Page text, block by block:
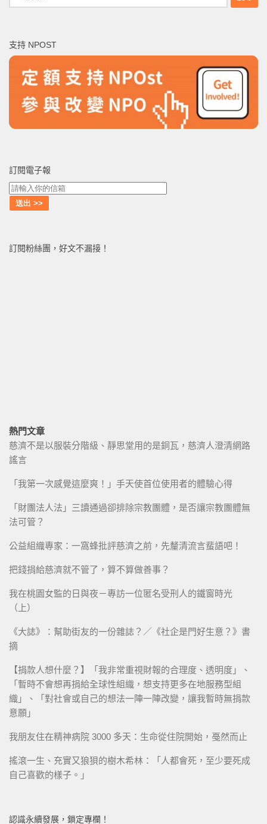
尋
字:
支持 NPOST
訂閱電子報
訂閱粉絲團，好文不漏接！
熱門文章
慈濟不是以服裝分階級、靜思堂用的是銅瓦，慈濟人澄清網路
謠言
「我第一次感覺這麼爽！」手天使首位使用者的體驗心得
「財團法人法」三讀通過卻排除宗教團體，是否讓宗教團體無
法可管？
公益組織專家：一窩蜂批評慈濟之前，先釐清流言蜚語吧！
把錢捐給慈濟就不管了，算不算做善事？
我在桃園女監的日與夜－專訪一位匿名受刑人的鐵窗時光
（上）
《大誌》：幫助街友的一份雜誌？／《社企是門好生意？》書
摘
【捐款人想什麼？】「我非常重視財報的合理度、透明度」、
「暫時不會想再捐給全球性組織，想支持更多在地服務型組
織」、「對社會或自己的想法一陣一陣改變，讓我暫時無捐款
意願」
我朋友住在精神病院 3000 多天：生命從住院開始，戞然而止
搖滾一生、充實又狼狽的樹木希林：「人都會死，至少要死成
自己喜歡的樣子。」
認識永續發展，鎖定專欄！